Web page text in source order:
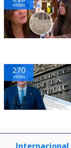
visitas
270
visitas